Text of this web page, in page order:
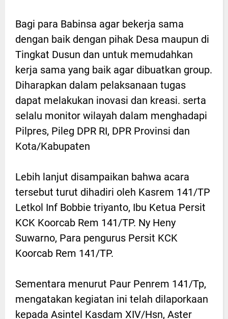
Bagi para Babinsa agar bekerja sama
dengan baik dengan pihak Desa maupun di
Tingkat Dusun dan untuk memudahkan
kerja sama yang baik agar dibuatkan group.
Diharapkan dalam pelaksanaan tugas
dapat melakukan inovasi dan kreasi. serta
selalu monitor wilayah dalam menghadapi
Pilpres, Pileg DPR RI, DPR Provinsi dan
Kota/Kabupaten
Lebih lanjut disampaikan bahwa acara
tersebut turut dihadiri oleh Kasrem 141/TP
Letkol Inf Bobbie triyanto, Ibu Ketua Persit
KCK Koorcab Rem 141/TP. Ny Heny
Suwarno, Para pengurus Persit KCK
Koorcab Rem 141/TP.
Sementara menurut Paur Penrem 141/Tp,
mengatakan kegiatan ini telah dilaporkaan
kepada Asintel Kasdam XIV/Hsn, Aster